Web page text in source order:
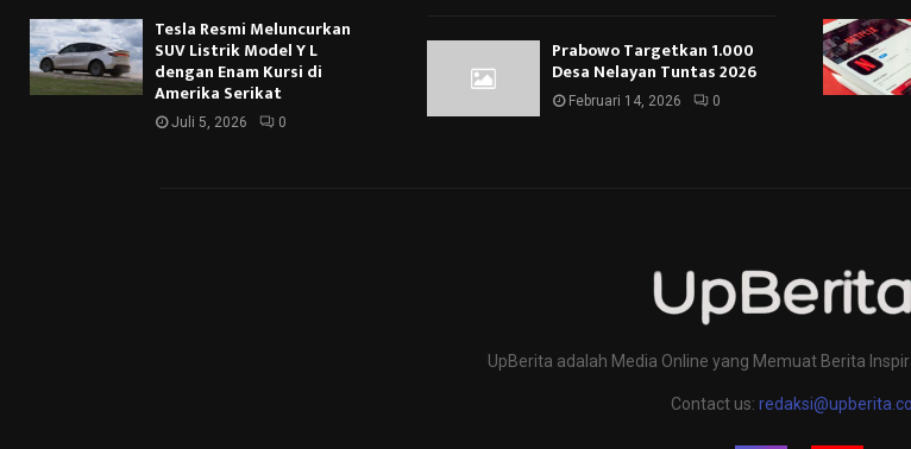
Tesla Resmi Meluncurkan
SUV Listrik Model Y L
dengan Enam Kursi di
Amerika Serikat
Juli 5, 2026 0
Prabowo Targetkan 1.000
Desa Nelayan Tuntas 2026
Februari 14, 2026 0
UpBerita adalah Media Online yang Memuat Berita
Contact us: